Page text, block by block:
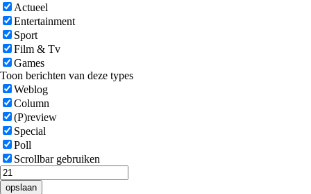
Actueel
Entertainment
Sport
Film & Tv
Games
Toon berichten van deze types
Weblog
Column
(P)review
Special
Poll
Scrollbar gebruiken
opslaan